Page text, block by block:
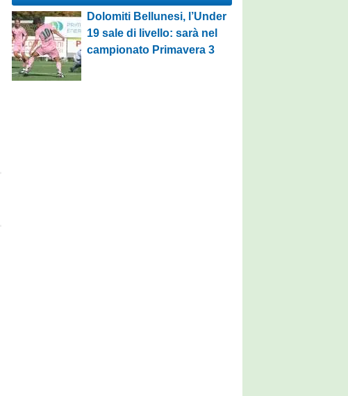
Dolomiti Bellunesi, l’Under
19 sale di livello: sarà nel
campionato Primavera 3